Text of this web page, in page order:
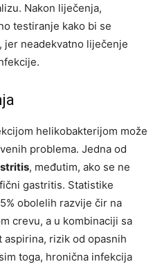
Nakon liječenja,
testiranje kako bi se
neadekvatno liječenje
helikobakterijom može
problema. Jedna od
, međutim, ako se ne
gastritis. Statistike
obolelih razvije čir na
crevu, a u kombinaciji sa
rizik od opasnih
toga, hronična infekcija